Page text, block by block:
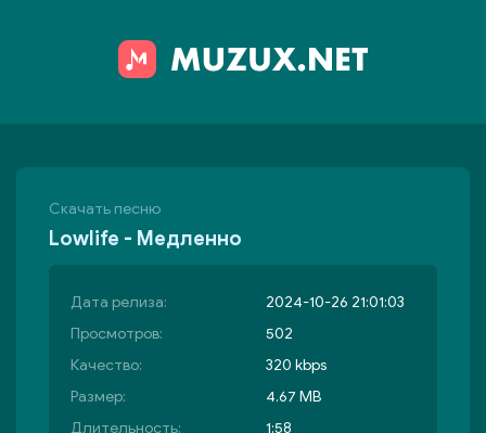
Скачать песню
Lowlife - Медленно
Дата релиза:
2024-10-26 21:01:03
Просмотров:
502
Качество:
320 kbps
Размер:
4.67 MB
Длительность:
1:58